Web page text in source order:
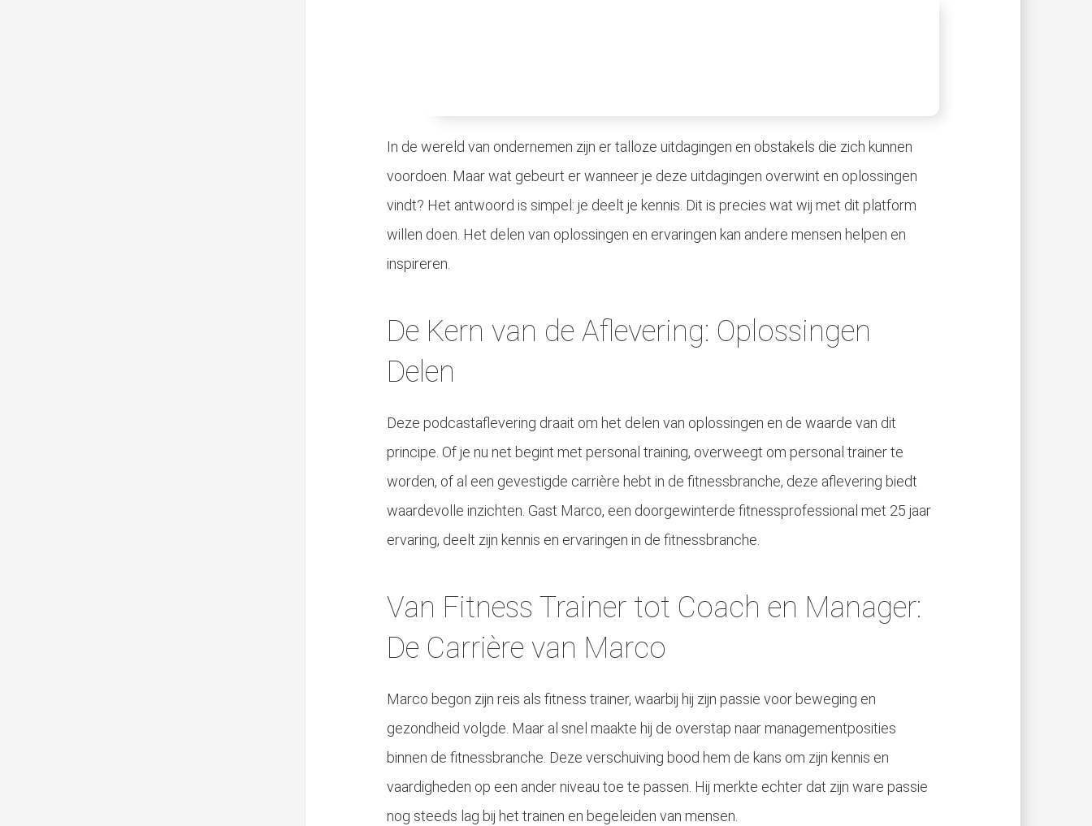
In de wereld van ondernemen zijn er talloze uitdagingen en obstakels die zich kunnen
voordoen. Maar wat gebeurt er wanneer je deze uitdagingen overwint en oplossingen
vindt? Het antwoord is simpel: je deelt je kennis. Dit is precies wat wij met dit platform
willen doen. Het delen van oplossingen en ervaringen kan andere mensen helpen en
inspireren.
De Kern van de Aflevering: Oplossingen
Delen
Deze podcastaflevering draait om het delen van oplossingen en de waarde van dit
principe. Of je nu net begint met personal training, overweegt om personal trainer te
worden, of al een gevestigde carrière hebt in de fitnessbranche, deze aflevering biedt
waardevolle inzichten. Gast Marco, een doorgewinterde fitnessprofessional met 25 jaar
ervaring, deelt zijn kennis en ervaringen in de fitnessbranche.
Van Fitness Trainer tot Coach en Manager:
De Carrière van Marco
Marco begon zijn reis als fitness trainer, waarbij hij zijn passie voor beweging en
gezondheid volgde. Maar al snel maakte hij de overstap naar managementposities
binnen de fitnessbranche. Deze verschuiving bood hem de kans om zijn kennis en
vaardigheden op een ander niveau toe te passen. Hij merkte echter dat zijn ware passie
nog steeds lag bij het trainen en begeleiden van mensen.